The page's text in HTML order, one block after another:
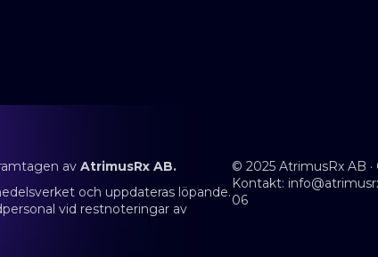
avAtrimusRx AB.
och uppdateras löpande.
vid restnoteringar av
© 2025 AtrimusRx AB
Kontakt:
06